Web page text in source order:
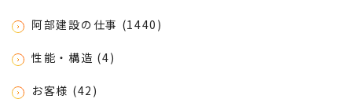
阿部建設の仕事 (1440)
性能・構造 (4)
お客様 (42)